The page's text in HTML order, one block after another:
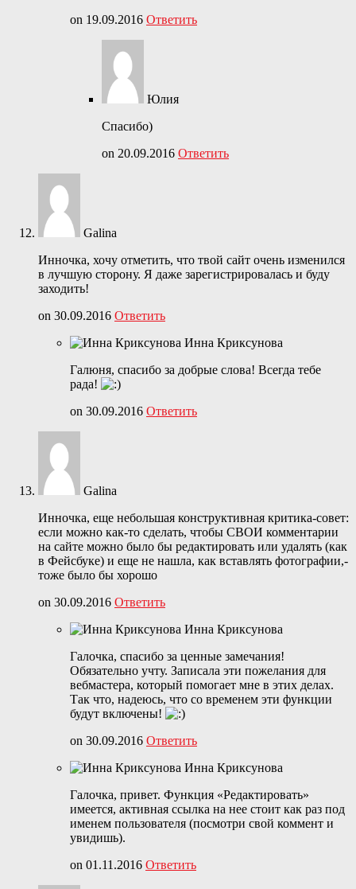
on 19.09.2016 Ответить
Юлия
Спасибо)
on 20.09.2016 Ответить
Galina
Инночка, хочу отметить, что твой сайт очень изменился
в лучшую сторону. Я даже зарегистрировалась и буду
заходить!
on 30.09.2016 Ответить
Инна Криксунова
Галюня, спасибо за добрые слова! Всегда тебе
рада!
on 30.09.2016 Ответить
Galina
Инночка, еще небольшая конструктивная критика-совет:
если можно как-то сделать, чтобы СВОИ комментарии
на сайте можно было бы редактировать или удалять (как
в Фейсбуке) и еще не нашла, как вставлять фотографии,-
тоже было бы хорошо
on 30.09.2016 Ответить
Инна Криксунова
Галочка, спасибо за ценные замечания!
Обязательно учту. Записала эти пожелания для
вебмастера, который помогает мне в этих делах.
Так что, надеюсь, что со временем эти функции
будут включены!
on 30.09.2016 Ответить
Инна Криксунова
Галочка, привет. Функция «Редактировать»
имеется, активная ссылка на нее стоит как раз под
именем пользователя (посмотри свой коммент и
увидишь).
on 01.11.2016 Ответить